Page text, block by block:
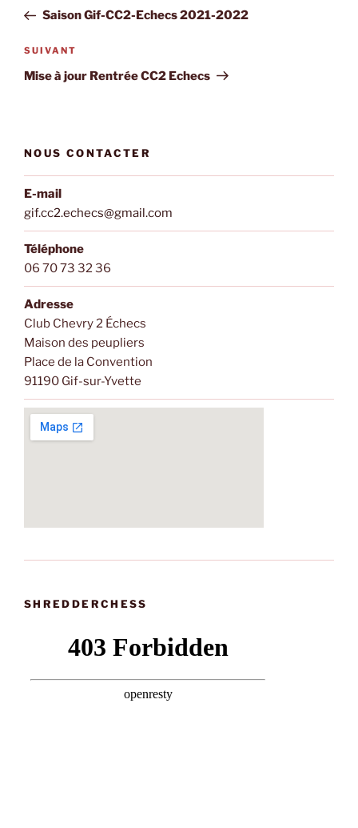
l’article
précédent
Saison Gif-CC2-Echecs 2021-2022
Article
suivant
SUIVANT
Mise à jour Rentrée CC2 Echecs
NOUS CONTACTER
E-mail
gif.cc2.echecs@gmail.com
Téléphone
06 70 73 32 36
Adresse
Club Chevry 2 Échecs
Maison des peupliers
Place de la Convention
91190 Gif-sur-Yvette
SHREDDERCHESS